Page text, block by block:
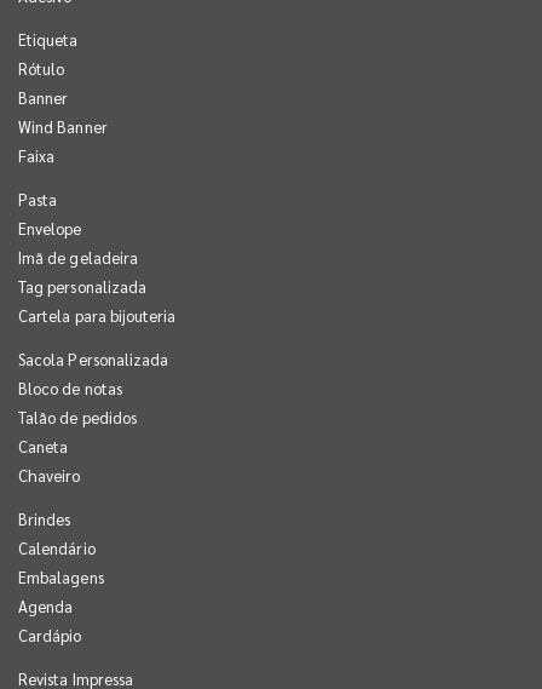
Etiqueta
Rótulo
Banner
Wind Banner
Faixa
Pasta
Envelope
Imã de geladeira
Tag personalizada
Cartela para bijouteria
Sacola Personalizada
Bloco de notas
Talão de pedidos
Caneta
Chaveiro
Brindes
Calendário
Embalagens
Agenda
Cardápio
Revista Impressa